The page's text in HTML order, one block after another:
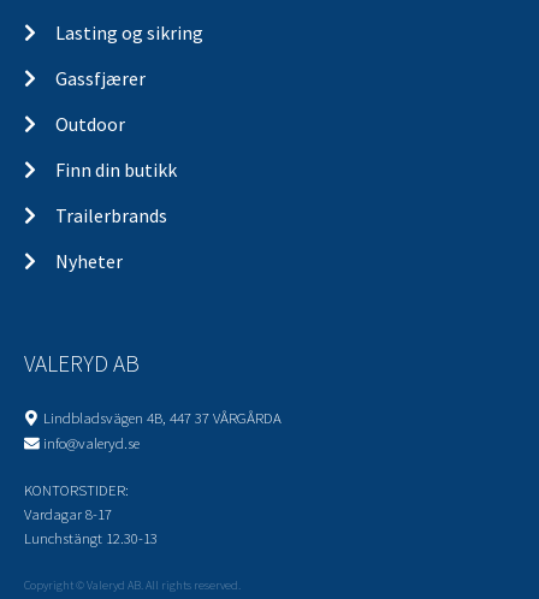
Lasting og sikring
Gassfjærer
Outdoor
Finn din butikk
Trailerbrands
Nyheter
VALERYD AB
Lindbladsvägen 4B, 447 37 VÅRGÅRDA
info@valeryd.se
KONTORSTIDER:
Vardagar 8-17
Lunchstängt 12.30-13
Copyright © Valeryd AB. All rights reserved.